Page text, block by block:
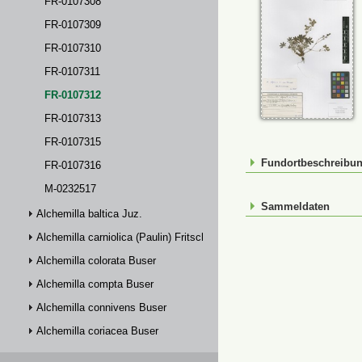
FR-0107309
FR-0107310
FR-0107311
FR-0107312
FR-0107313
FR-0107315
FR-0107316
M-0232517
Alchemilla baltica Juz.
Alchemilla carniolica (Paulin) Fritsch
Alchemilla colorata Buser
Alchemilla compta Buser
Alchemilla connivens Buser
Alchemilla coriacea Buser
Sammeldaten